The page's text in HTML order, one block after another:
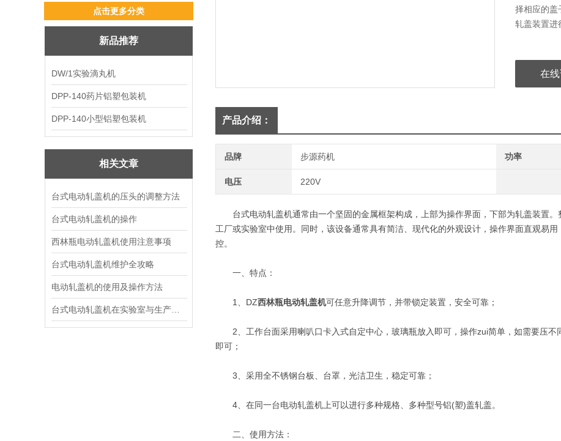
点击更多分类
新品推荐
DW/1实验滴丸机
DPP-140药片铝塑包装机
DPP-140小型铝塑包装机
相关文章
台式电动轧盖机的压头的调整方法
台式电动轧盖机的操作
西林瓶电动轧盖机使用注意事项
台式电动轧盖机维护全攻略
电动轧盖机的使用及操作方法
择相应的盖
轧盖装置进
在
产品介绍：
品牌 步源药机 功率
电压 220V
台式电动轧盖机通常由一个坚固的金属框架构成，上部为操作界面，下部为轧盖装置。
工厂或实验室中使用。同时，该设备通常具有简洁、现代化的外观设计，操作界面直观易
控。
一、特点：
1、DZ西林瓶电动轧盖机可任意升降调节，并带锁定装置，安全可靠；
2、工作台面采用喇叭口卡入式自定中心，玻璃瓶放入即可，操作zui简单，如需要压不
即可；
3、采用全不锈钢台板、台罩，光洁卫生，稳定可靠；
4、在同一台电动轧盖机上可以进行多种规格、多种型号铝(塑)盖轧盖。
二、使用方法：